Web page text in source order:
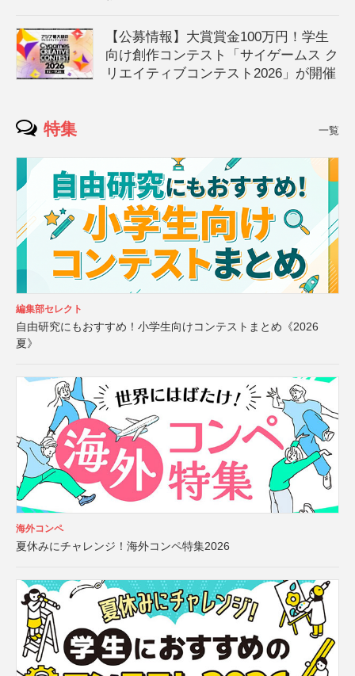
【公募情報】大賞賞金100万円！学生
向け創作コンテスト「サイゲームス ク
リエイティブコンテスト2026」が開催
特集 一覧
編集部セレクト
自由研究にもおすすめ！小学生向けコンテストまとめ《2026
夏》
海外コンペ
夏休みにチャレンジ！海外コンペ特集2026